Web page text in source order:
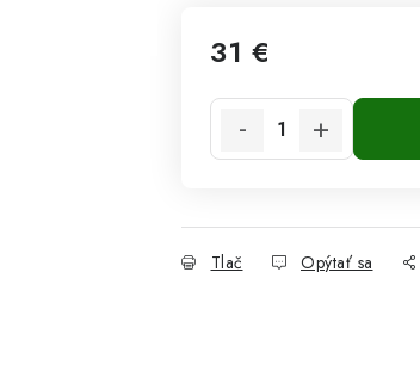
31 €
Tlač Opýtať sa